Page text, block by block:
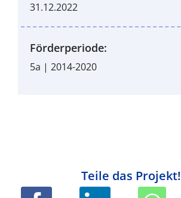
31.12.2022
Förderperiode:
5a | 2014-2020
Teile das Projekt!